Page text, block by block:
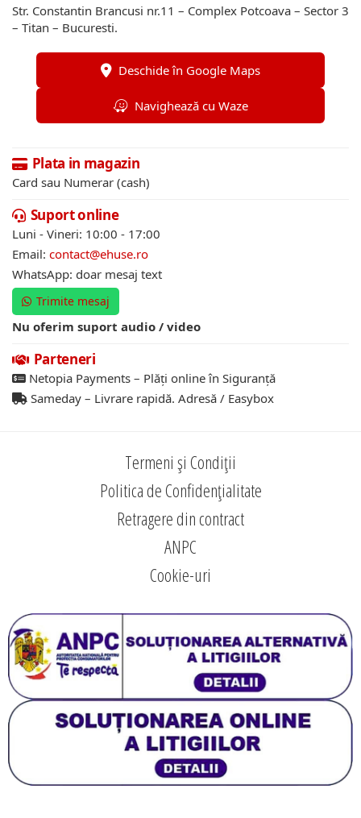
Str. Constantin Brancusi nr.11 – Complex Potcoava – Sector 3
– Titan – Bucuresti.
Deschide în Google Maps
Navighează cu Waze
Plata in magazin
Card sau Numerar (cash)
Suport online
Luni - Vineri: 10:00 - 17:00
Email: contact@ehuse.ro
WhatsApp: doar mesaj text
Trimite mesaj
Nu oferim suport audio / video
Parteneri
Netopia Payments – Plăți online în Siguranță
Sameday – Livrare rapidă. Adresă / Easybox
Termeni și Condiții
Politica de Confidențialitate
Retragere din contract
ANPC
Cookie-uri